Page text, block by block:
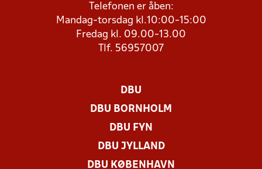
Telefonen er åben:
Mandag-torsdag kl.10:00-15:00
Fredag kl. 09.00-13.00
Tlf. 56957007
DBU
DBU BORNHOLM
DBU FYN
DBU JYLLAND
DBU KØBENHAVN